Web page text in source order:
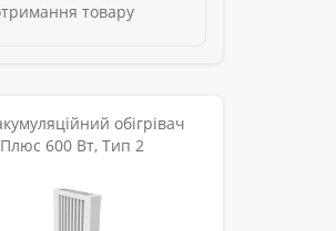
товару
обігрівач
600 Вт, Тип 2